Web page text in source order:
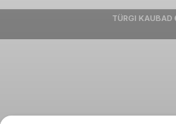
TÜRGI KAUBAD